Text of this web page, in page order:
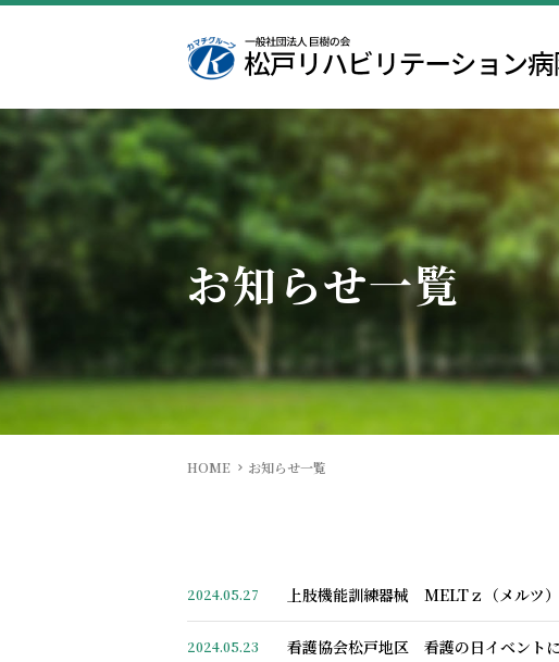
院長挨拶 病院概要
学会発表・オプトアウト 実績紹介
入院のご案内 相談窓口
医局 看護部
栄養科 リハビリテーション
お知らせ一覧
HOME お知らせ一覧
2024.05.27 上肢機能訓練器械 MELTｚ（メルツ
2024.05.23 看護協会松戸地区 看護の日イベント